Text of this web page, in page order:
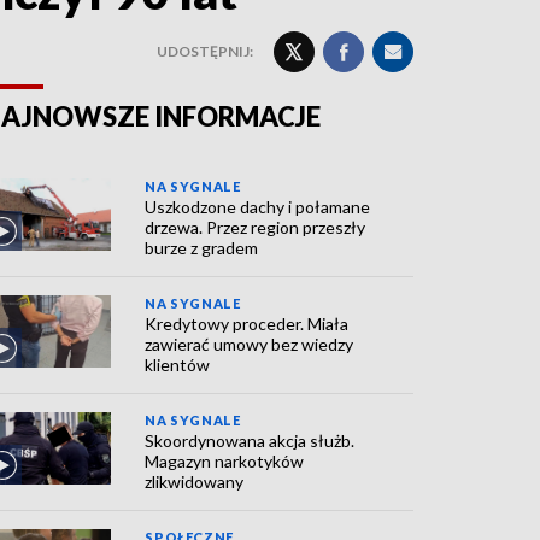
UDOSTĘPNIJ:
INFORMACJE
NA SYGNALE
Uszkodzone dachy i połamane
drzewa. Przez region przeszły
burze z gradem
NA SYGNALE
Kredytowy proceder. Miała
zawierać umowy bez wiedzy
klientów
NA SYGNALE
Skoordynowana akcja służb.
Magazyn narkotyków
zlikwidowany